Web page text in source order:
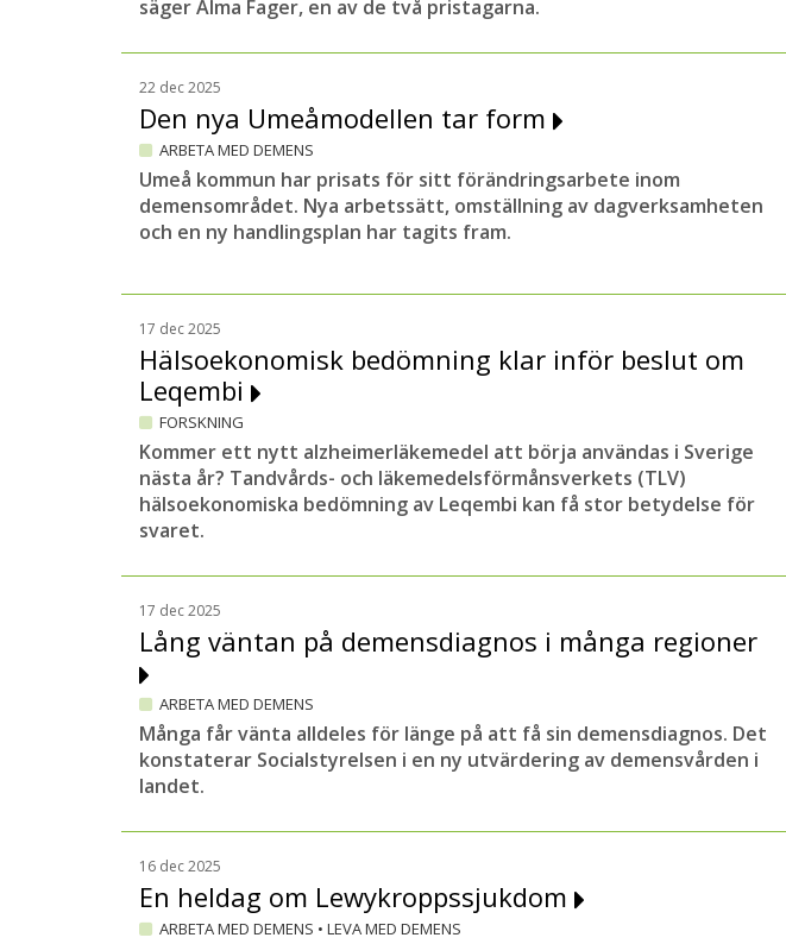
säger Alma Fager, en av de två pristagarna.
22 dec 2025
Den nya Umeåmodellen tar form
ARBETA MED DEMENS
Umeå kommun har prisats för sitt förändringsarbete inom
demensområdet. Nya arbetssätt, omställning av dagverksamheten
och en ny handlingsplan har tagits fram.
17 dec 2025
Hälsoekonomisk bedömning klar inför beslut om
Leqembi
FORSKNING
Kommer ett nytt alzheimerläkemedel att börja användas i Sverige
nästa år? Tandvårds- och läkemedelsförmånsverkets (TLV)
hälsoekonomiska bedömning av Leqembi kan få stor betydelse för
svaret.
17 dec 2025
Lång väntan på demensdiagnos i många regioner
ARBETA MED DEMENS
Många får vänta alldeles för länge på att få sin demensdiagnos. Det
konstaterar Socialstyrelsen i en ny utvärdering av demensvården i
landet.
16 dec 2025
En heldag om Lewykroppssjukdom
ARBETA MED DEMENS • LEVA MED DEMENS